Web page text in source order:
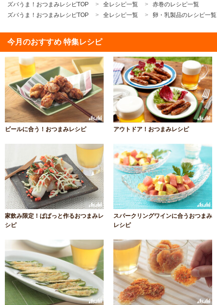
ズバうま！おつまみレシピTOP 全レシピ一覧
赤巻のレシピ一覧
ズバうま！おつまみレシピTOP
全レシピ一覧 卵・乳製品のレシピ一覧
今月のおすすめ 特集レシピ
ビールに合う！おつまみレシピ アウトドア！おつまみレシピ
家飲み限定！ぱぱっと作るおつまみレ
シピ
スパークリングワインに合うおつまみ
レシピ